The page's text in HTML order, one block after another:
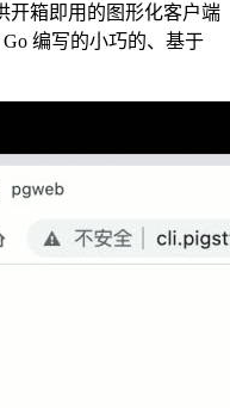
开箱即用的图形化客户端
编写的小巧的、基于